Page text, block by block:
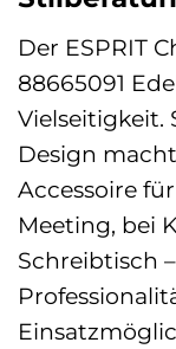
Der ESPRIT
88665091
Vielseitigkeit.
Design
Accessoire
Meeting, bei
Schreibtisch